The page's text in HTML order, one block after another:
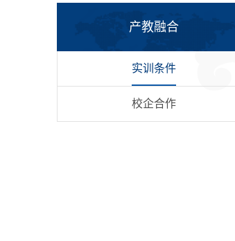
产教融合
实训条件
校企合作